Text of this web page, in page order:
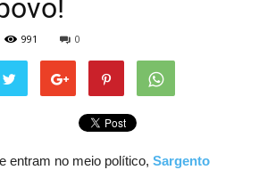
991 0
entram no meio político, Sargento